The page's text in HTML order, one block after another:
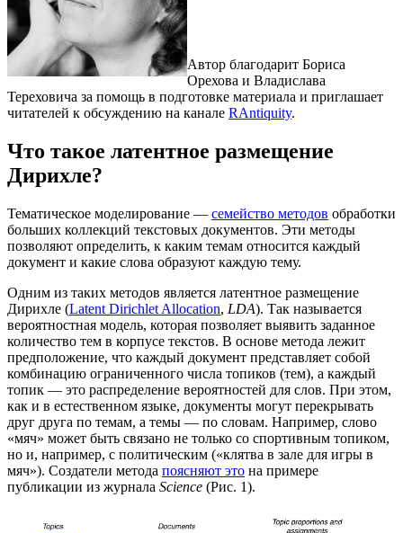
Автор благодарит Бориса
Орехова и Владислава
Тереховича за помощь в подготовке материала и приглашает
читателей к обсуждению на канале RAntiquity.
Что такое латентное размещение
Дирихле?
Тематическое моделирование — семейство методов обработки
больших коллекций текстовых документов. Эти методы
позволяют определить, к каким темам относится каждый
документ и какие слова образуют каждую тему.
Одним из таких методов является латентное размещение
Дирихле (Latent Dirichlet Allocation, LDA). Так называется
вероятностная модель, которая позволяет выявить заданное
количество тем в корпусе текстов. В основе метода лежит
предположение, что каждый документ представляет собой
комбинацию ограниченного числа топиков (тем), а каждый
топик — это распределение вероятностей для слов. При этом,
как и в естественном языке, документы могут перекрывать
друг друга по темам, а темы — по словам. Например, слово
«мяч» может быть связано не только со спортивным топиком,
но и, например, с политическим («клятва в зале для игры в
мяч»). Создатели метода поясняют это на примере
публикации из журнала Science (Рис. 1).